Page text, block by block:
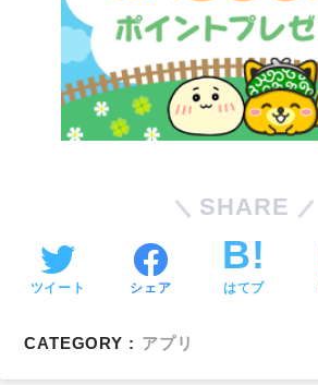
SHARE
ツイート シェア はてブ
CATEGORY : アプリ